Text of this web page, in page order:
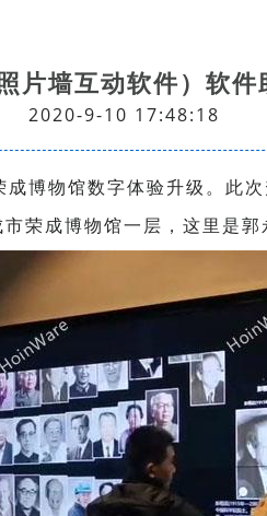
墙互动软件）软件
2020-9-10 17:48:18
成博物馆数字体验升级。此
荣成博物馆一层，这里是郭